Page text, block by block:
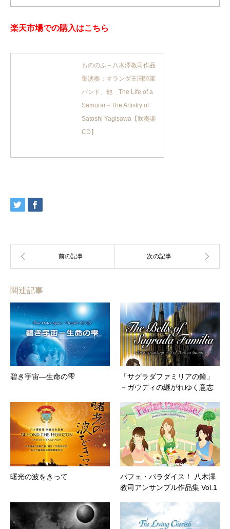
楽天市場での購入はこちら
もののふ～八木澤教司作品
集演奏：オランダ王国陸軍
バンド、他 The Life of a
Samurai～The Artistry of
Satoshi Yagisawa【吹奏楽
CD】
関連記事
碧き宇宙―生命の雫
「サグラダファミリアの鐘」
－ガウディの継がれゆく意志
曙光の波をきって
パフェ・パラダイス！ 八木澤
教司アンサンブル作品集 Vol.1